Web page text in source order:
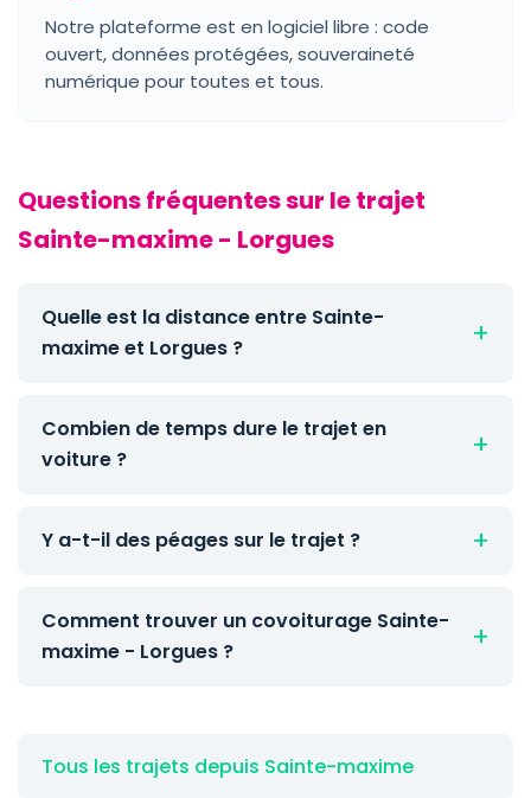
Notre plateforme est en logiciel libre : code
ouvert, données protégées, souveraineté
numérique pour toutes et tous.
Questions fréquentes sur le trajet
Sainte-maxime - Lorgues
Quelle est la distance entre Sainte-
maxime et Lorgues ?
Combien de temps dure le trajet en
voiture ?
Y a-t-il des péages sur le trajet ?
Comment trouver un covoiturage Sainte-
maxime - Lorgues ?
Tous les trajets depuis Sainte-maxime